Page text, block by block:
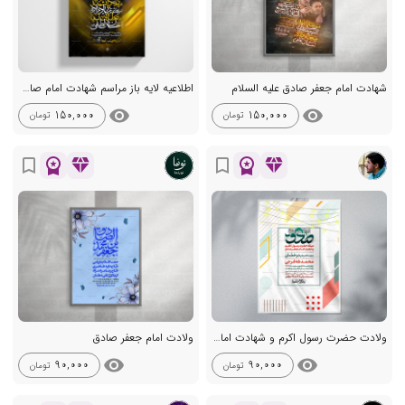
شهادت امام جعفر صادق علیه السلام
visibility
150,000 تومان
اطلاعیه لایه باز مراسم شهادت امام صادق
visibility
150,000 تومان
diamond
workspace_premium
bookmark_border
ولادت حضرت رسول اکرم و شهادت امام جعفر صادق
visibility
90,000 تومان
diamond
workspace_premium
bookmark_border
ولادت امام جعفر صادق
visibility
90,000 تومان